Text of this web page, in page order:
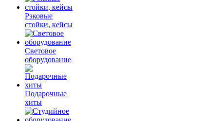
Рэковые
стойки, кейсы
Световое
оборудование
Подарочные
хиты